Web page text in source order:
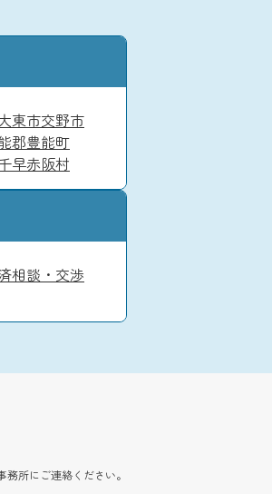
東市交野市
郡豊能町
早赤阪村
相談・交渉
務所にご連絡ください。